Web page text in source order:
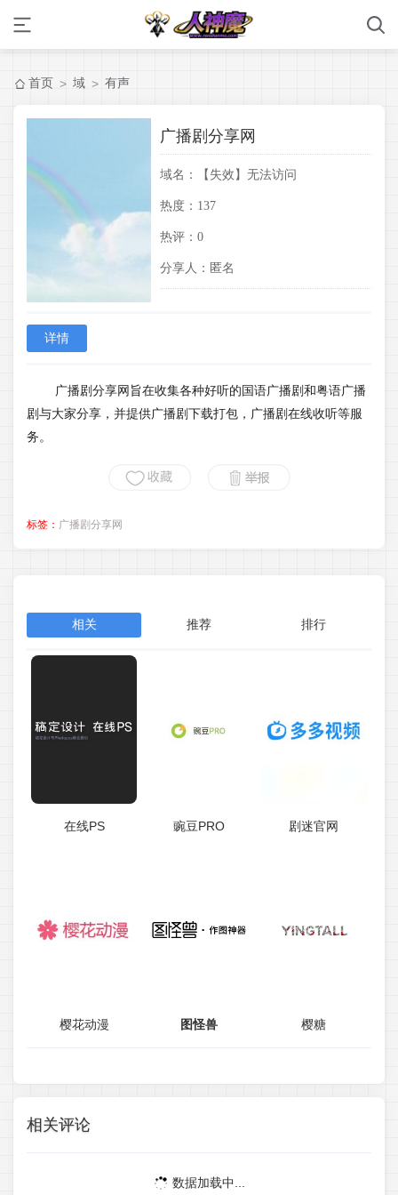
首页 > 域 > 有声
广播剧分享网
域名： 【失效】无法访问
热度： 137
热评： 0
分享人： 匿名
详情
广播剧分享网旨在收集各种好听的国语广播剧和粤语广播
剧与大家分享，并提供广播剧下载打包，广播剧在线收听等服
务。
标签： 广播剧分享网
相关 推荐 排行
在线PS 豌豆PRO 剧迷官网
樱花动漫 图怪兽 樱糖
相关评论
数据加载中...